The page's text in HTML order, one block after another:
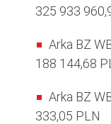
325 933
Arka BZ
188 144,68
Arka BZ
333,05 PLN